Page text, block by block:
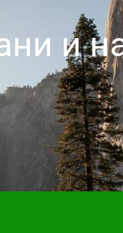
и